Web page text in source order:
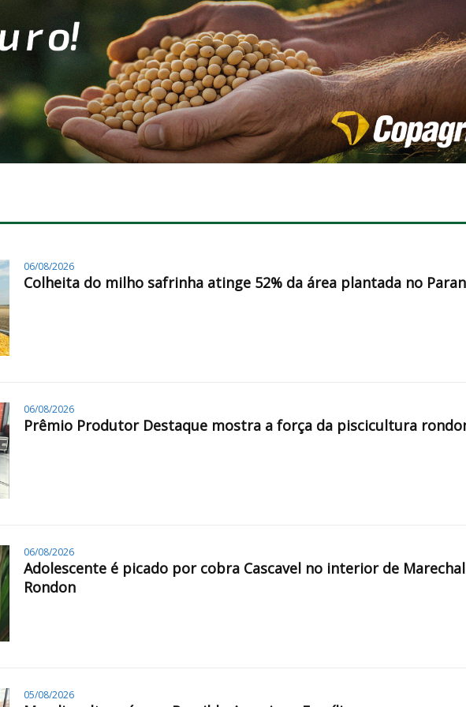
06/08/2026
Colheita do milho safrinha atinge 52% da área plantada no
06/08/2026
Prêmio Produtor Destaque mostra a força da piscicultura
06/08/2026
Adolescente é picado por cobra Cascavel no interior de Marechal
Rondon
05/08/2026